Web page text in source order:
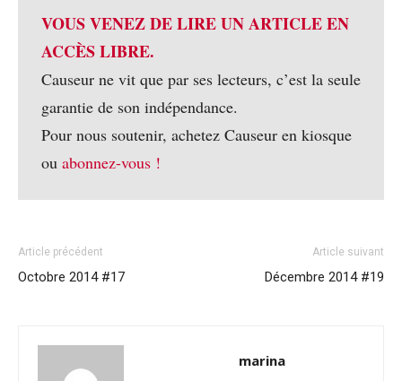
VOUS VENEZ DE LIRE UN ARTICLE EN
ACCÈS LIBRE.
Causeur ne vit que par ses lecteurs, c’est la seule
garantie de son indépendance.
Pour nous soutenir, achetez Causeur en kiosque
ou abonnez-vous !
Article précédent
Octobre 2014 #17
Article suivant
Décembre 2014 #19
marina